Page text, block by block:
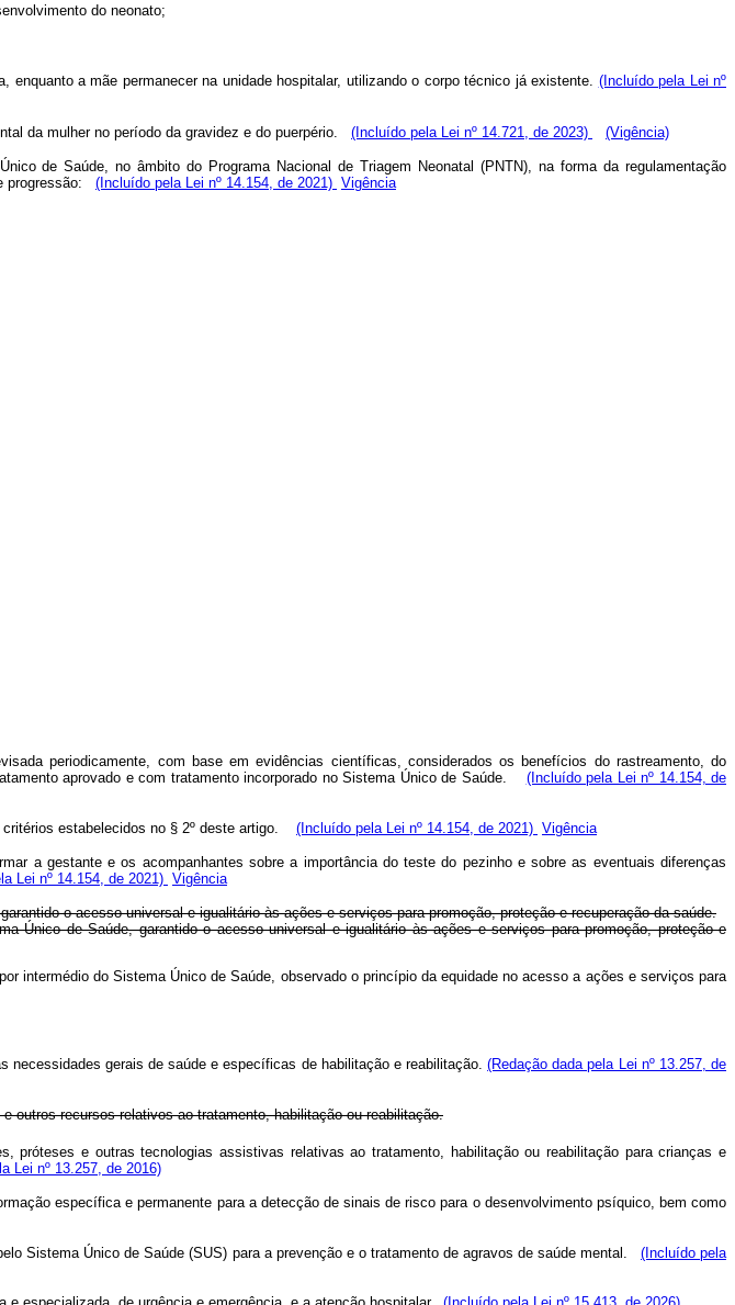
do neonato;
a mãe permanecer na unidade hospitalar, utilizando o corpo técnico já existente. (Incluído pela Lei nº
da mulher no período da gravidez e do puerpério. (Incluído pela Lei nº 14.721, de 2023) (Vigência)
de Saúde, no âmbito do Programa Nacional de Triagem Neonatal (PNTN), na forma da regulamentação
progressão: (Incluído pela Lei nº 14.154, de 2021) Vigência
periodicamente, com base em evidências científicas, considerados os benefícios do rastreamento, do
aprovado e com tratamento incorporado no Sistema Único de Saúde. (Incluído pela Lei nº 14.154, de
critérios estabelecidos no § 2º deste artigo. (Incluído pela Lei nº 14.154, de 2021) Vigência
a gestante e os acompanhantes sobre a importância do teste do pezinho e sobre as eventuais diferenças
Lei nº 14.154, de 2021) Vigência
o acesso universal e igualitário às ações e serviços para promoção, proteção e recuperação da saúde.
Único de Saúde, garantido o acesso universal e igualitário às ações e serviços para promoção, proteção e
intermédio do Sistema Único de Saúde, observado o princípio da equidade no acesso a ações e serviços para
necessidades gerais de saúde e específicas de habilitação e reabilitação.(Redação dada pela Lei nº 13.257, de
outros recursos relativos ao tratamento, habilitação ou reabilitação.
próteses e outras tecnologias assistivas relativas ao tratamento, habilitação ou reabilitação para crianças e
Lei nº 13.257, de 2016)
específica e permanente para a detecção de sinais de risco para o desenvolvimento psíquico, bem como
Sistema Único de Saúde (SUS) para a prevenção e o tratamento de agravos de saúde mental. (Incluído pela